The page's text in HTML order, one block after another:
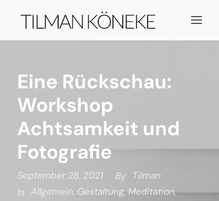
Eine Rückschau:
Workshop
Achtsamkeit und
Fotografie
September 28, 2021 By Tilman
In Allgemein, Gestaltung, Meditation,